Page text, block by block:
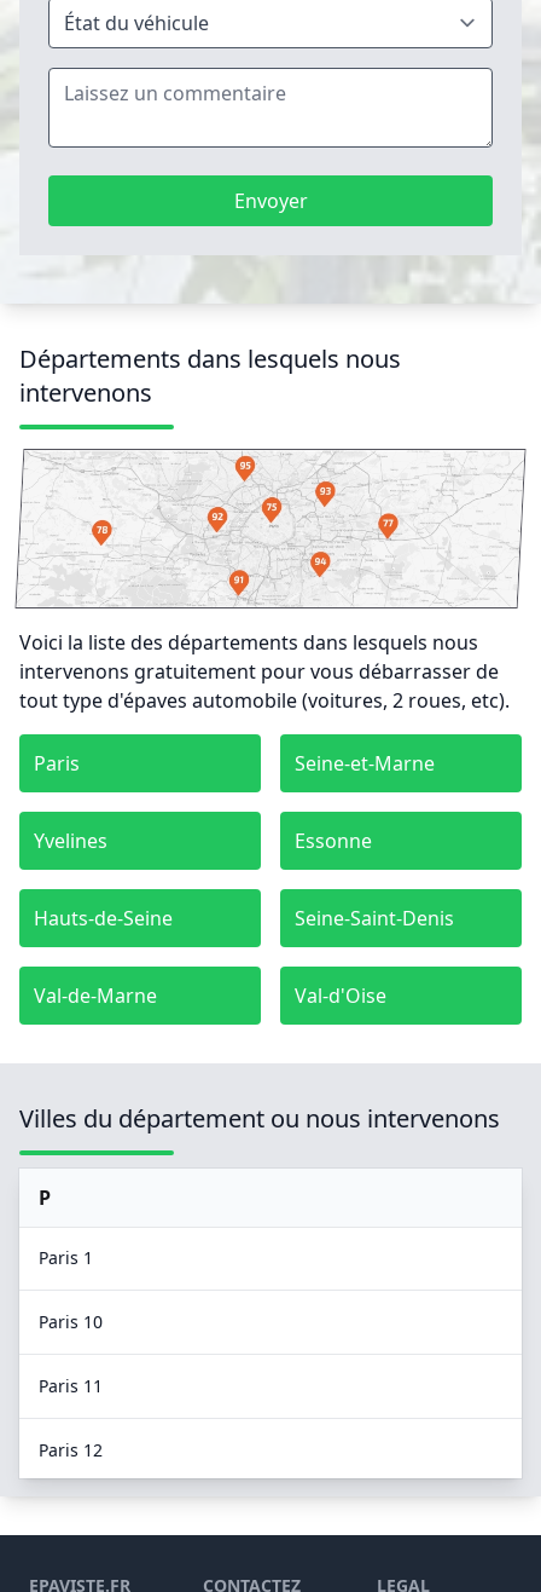
Envoyer
Départements dans lesquels nous
intervenons
Voici la liste des départements dans lesquels nous
intervenons gratuitement pour vous débarrasser de
tout type d'épaves automobile (voitures, 2 roues, etc).
Paris Seine-et-Marne
Yvelines Essonne
Hauts-de-Seine Seine-Saint-Denis
Val-de-Marne Val-d'Oise
Villes du département ou nous intervenons
P
Paris 1
Paris 10
Paris 11
Paris 12
Paris 14
EPAVISTE.FR CONTACTEZ LEGAL